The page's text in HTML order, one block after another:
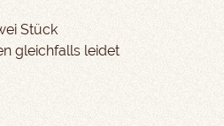
Stück
gleichfalls leidet